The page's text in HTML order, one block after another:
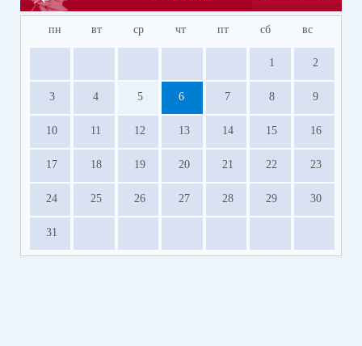
пн вт ср чт пт сб вс
1 2
3 4 5 6 7 8 9
10 11 12 13 14 15 16
17 18 19 20 21 22 23
24 25 26 27 28 29 30
31